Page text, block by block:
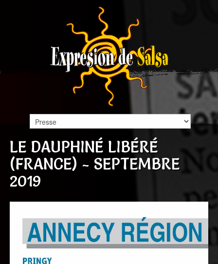
LE DAUPHINÉ LIBÉRÉ
(FRANCE) - SEPTEMBRE
2019